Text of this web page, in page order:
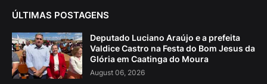
ÚLTIMAS POSTAGENS
Deputado Luciano Araújo e a prefeita
Valdice Castro na Festa do Bom Jesus da
Glória em Caatinga do Moura
August 06, 2026